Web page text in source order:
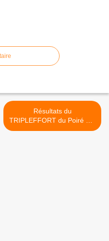
Résultats du
TRIPLEFFORT du Poiré sur
Vie du 23 avril 2017 >